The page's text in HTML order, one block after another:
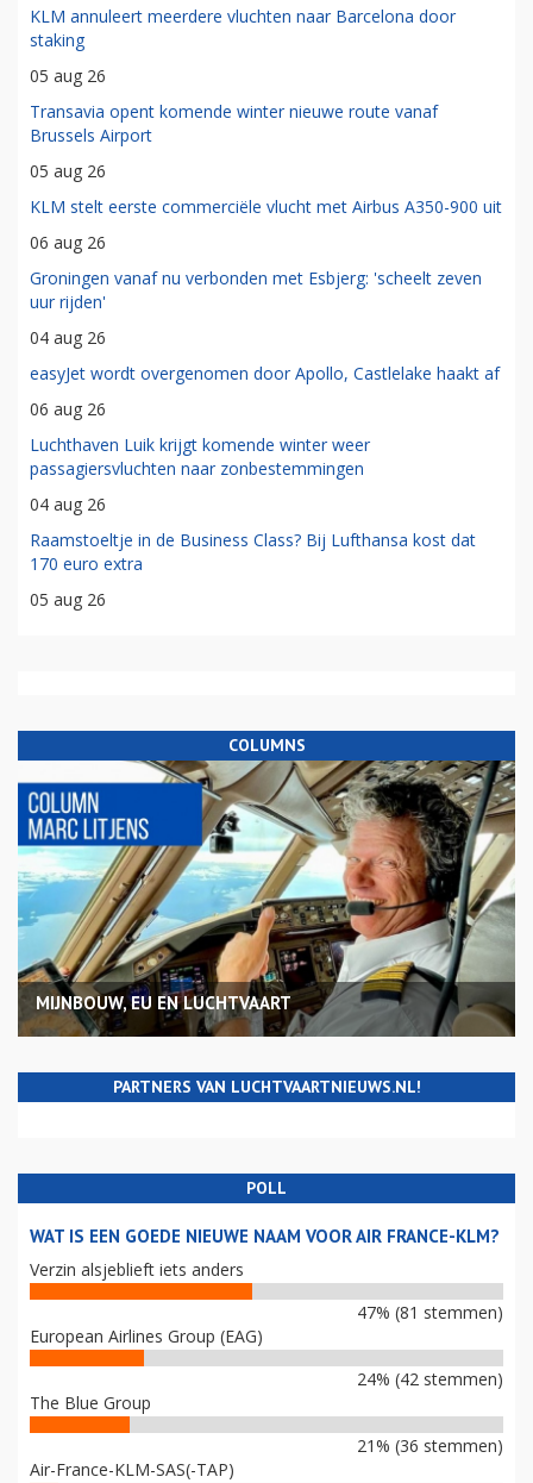
KLM annuleert meerdere vluchten naar Barcelona door
staking
05 aug 26
Transavia opent komende winter nieuwe route vanaf
Brussels Airport
05 aug 26
KLM stelt eerste commerciële vlucht met Airbus A350-900 uit
06 aug 26
Groningen vanaf nu verbonden met Esbjerg: 'scheelt zeven
uur rijden'
04 aug 26
easyJet wordt overgenomen door Apollo, Castlelake haakt af
06 aug 26
Luchthaven Luik krijgt komende winter weer
passagiersvluchten naar zonbestemmingen
04 aug 26
Raamstoeltje in de Business Class? Bij Lufthansa kost dat
170 euro extra
05 aug 26
COLUMNS
MIJNBOUW, EU EN LUCHTVAART
PARTNERS VAN LUCHTVAARTNIEUWS.NL!
POLL
WAT IS EEN GOEDE NIEUWE NAAM VOOR AIR FRANCE-KLM?
Verzin alsjeblieft iets anders
47% (81 stemmen)
European Airlines Group (EAG)
24% (42 stemmen)
The Blue Group
21% (36 stemmen)
Air-France-KLM-SAS(-TAP)